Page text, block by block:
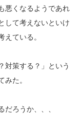
悪くなるようであれ
して考えないといけ
ている。
対策する？」という
た。
ろうか、、、